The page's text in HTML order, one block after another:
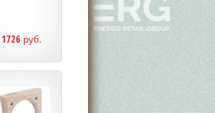
1726 руб.